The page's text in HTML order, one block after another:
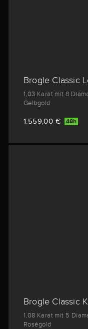
Brogle Classic
1,03 Karat mit 8
Gelbgold
1.559,00 € 48h
Brogle Classic
1,08 Karat mit 5
Roségold